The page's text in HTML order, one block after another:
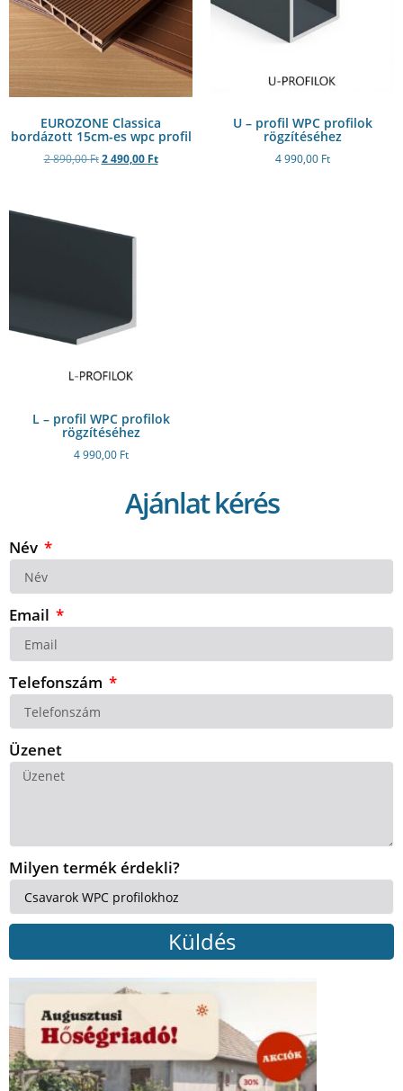
EUROZONE Classica
bordázott 15cm-es wpc profil
2 890,00Ft 2 490,00 Ft
U – profil WPC profilok
rögzítéséhez
4 990,00 Ft
L – profil WPC profilok
rögzítéséhez
4 990,00 Ft
Ajánlat kérés
Név
Email
Telefonszám
Üzenet
Milyen termék érdekli?
Küldés